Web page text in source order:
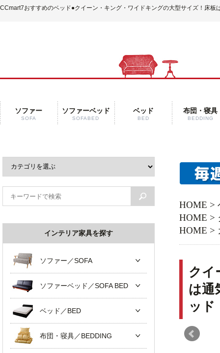
CCmart7おすすめのベッド●クイーン・キング・ワイドキングの大型サイズ！床
ソファー
SOFA
ソファーベッド
SOFABED
ベッド
BED
布団・寝具
BEDDING
HOME >
HOME >
HOME >
クイ
は通
ッド
インテリア家具を探す
ソファー／SOFA
ソファーベッド／SOFA BED
ベッド／BED
布団・寝具／BEDDING